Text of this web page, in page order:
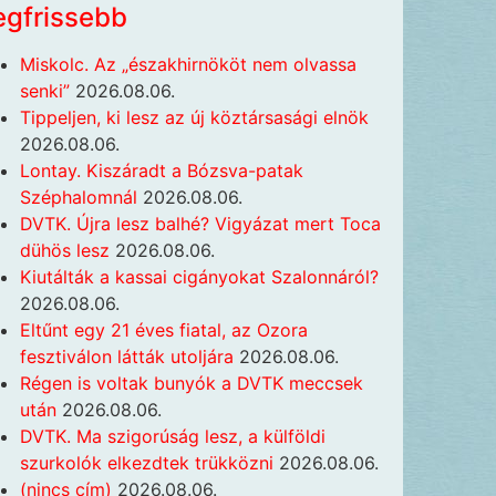
Miskolc. Az „északhirnököt nem olvassa
senki” 2026.08.06.
Tippeljen, ki lesz az új köztársasági elnök
2026.08.06.
Lontay. Kiszáradt a Bózsva-patak
Széphalomnál 2026.08.06.
DVTK. Újra lesz balhé? Vigyázat mert Toca
dühös lesz 2026.08.06.
Kiutálták a kassai cigányokat Szalonnáról?
2026.08.06.
Eltűnt egy 21 éves fiatal, az Ozora
fesztiválon látták utoljára 2026.08.06.
Régen is voltak bunyók a DVTK meccsek
után 2026.08.06.
DVTK. Ma szigorúság lesz, a külföldi
szurkolók elkezdtek trükközni 2026.08.06.
(nincs cím) 2026.08.06.